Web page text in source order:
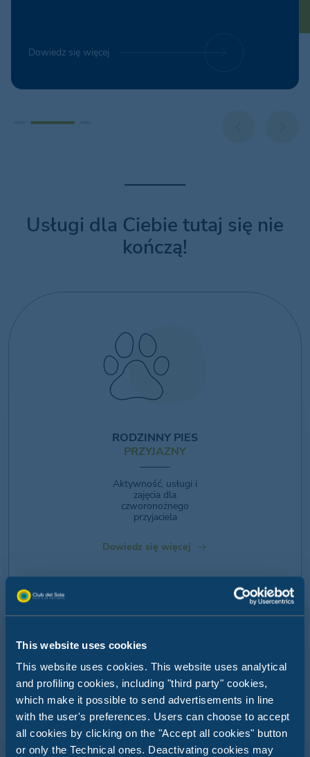
This website uses cookies
This website uses cookies. This website uses analytical
and profiling cookies, including "third party" cookies,
which make it possible to send advertisements in line
with the user's preferences. Users can choose to accept
all cookies by clicking on the "Accept all cookies" button
or only the Technical ones. Deactivating cookies may
Dowiedz się więcej
Usługi dla Ciebie tutaj się nie
kończą!
RODZINNY PIES
PRZYJAZNY
Aktywność, usługi i
zajęcia dla
czworonożnego
przyjaciela
Dowiedz się więcej
MÓJ INTELIGENTNY
PIENIĄDZ
BRANSOLETKA
Ciesz się beztroskimi